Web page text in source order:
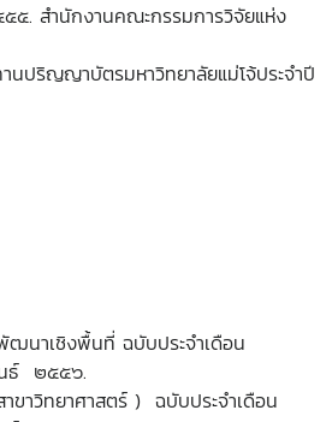
๕. สำนักงานคณะกรรมการวิจัยแห่ง
นปริญญาบัตรมหาวิทยาลัยแม่โจ้ประจำปี
ฒนาเชิงพื้นที่ ฉบับประจำเดือน
ธ์ ๒๕๕๖.
ขาวิทยาศาสตร์ ) ฉบับประจำเดือน